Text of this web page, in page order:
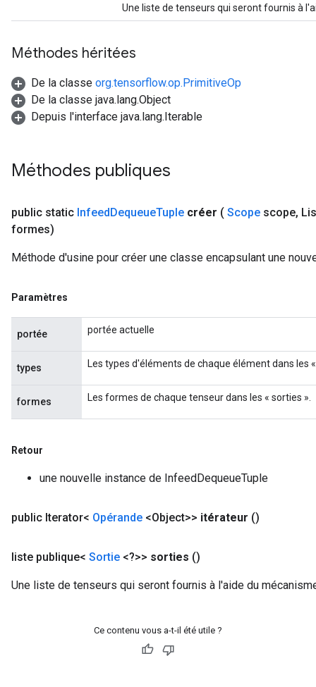
Une liste de tenseurs qui seront fournis à
Méthodes héritées
De la classe org.tensorflow.op.PrimitiveOp
De la classe java.lang.Object
Depuis l'interface java.lang.Iterable
Méthodes publiques
public static InfeedDequeueTuple créer ( Scope scope,
formes)
Méthode d'usine pour créer une classe encapsulant une
Paramètres
portée portée actuelle
types Les types d'éléments de chaque élément dans les
formes Les formes de chaque tenseur dans les « sorties ».
Retour
une nouvelle instance de InfeedDequeueTuple
public Iterator< Opérande <Object>> itérateur ()
liste publique< Sortie <?>> sorties ()
Une liste de tenseurs qui seront fournis à l'aide du
Ce contenu vous a-t-il été utile ?